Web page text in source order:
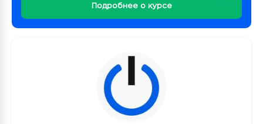
Подробнее о курсе